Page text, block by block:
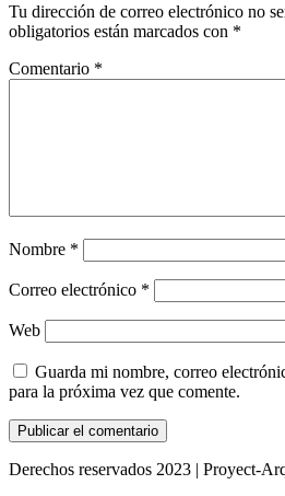
Tu dirección de correo electrónico no
obligatorios están marcados con *
Comentario *
Nombre *
Correo electrónico *
Web
Guarda mi nombre, correo
para la próxima vez que comente.
Derechos reservados 2023 | Proyect-